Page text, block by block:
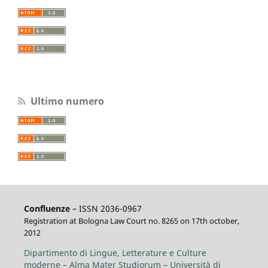
Ultimo numero
Confluenze– ISSN 2036-0967
Registration at Bologna Law Court no. 8265 on 17th october,
2012
Dipartimento di Lingue, Letterature e Culture
moderne – Alma Mater Studiorum – Università di